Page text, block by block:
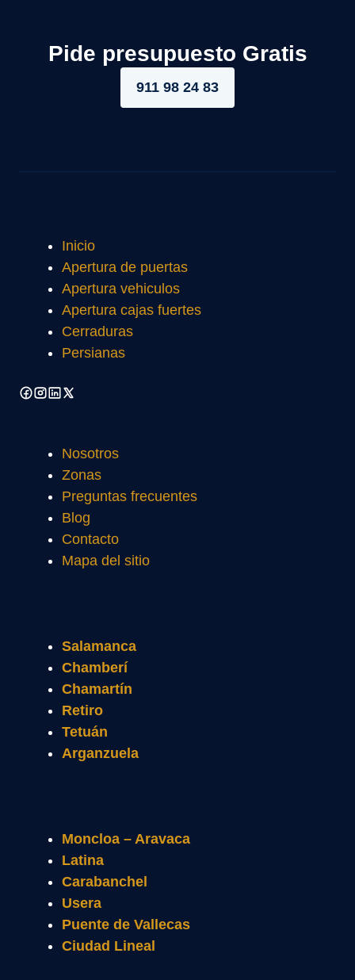
Pide presupuesto Gratis
911 98 24 83
Inicio
Apertura de puertas
Apertura vehiculos
Apertura cajas fuertes
Cerraduras
Persianas
Nosotros
Zonas
Preguntas frecuentes
Blog
Contacto
Mapa del sitio
Salamanca
Chamberí
Chamartín
Retiro
Tetuán
Arganzuela
Moncloa – Aravaca
Latina
Carabanchel
Usera
Puente de Vallecas
Ciudad Lineal